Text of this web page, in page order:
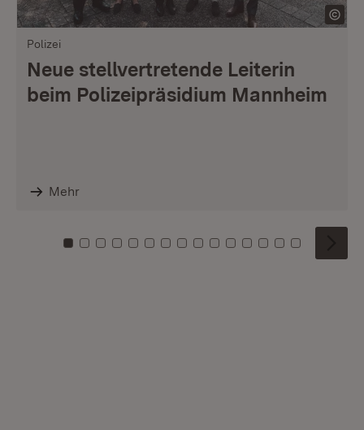
Polizei
Neue stellvertretende Leiterin
beim Polizeipräsidium Mannheim
Mehr
Zu Kachel: 0
Zu Kachel: 1
Zu Kachel: 2
Zu Kachel: 3
Zu Kachel: 4
Zu Kachel: 5
Zu Kachel: 6
Zu Kachel: 7
Zu Kachel: 8
Zu Kachel: 9
Zu Kachel: 10
Zu Kachel: 11
Zu Kachel: 12
Zu Kachel:
Zu